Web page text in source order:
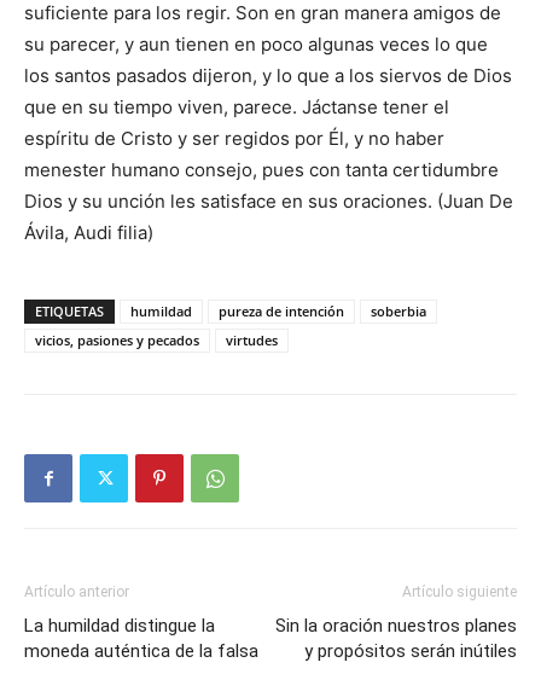
suficiente para los regir. Son en gran manera amigos de
su parecer, y aun tienen en poco algunas veces lo que
los santos pasados dijeron, y lo que a los siervos de Dios
que en su tiempo viven, parece. Jáctanse tener el
espíritu de Cristo y ser regidos por Él, y no haber
menester humano consejo, pues con tanta certidumbre
Dios y su unción les satisface en sus oraciones. (Juan De
Ávila, Audi filia)
ETIQUETAS humildad pureza de intención
soberbia
vicios, pasiones y pecados
virtudes
Artículo anterior
La humildad distingue la
moneda auténtica de la falsa
Artículo siguiente
Sin la oración nuestros planes
y propósitos serán inútiles